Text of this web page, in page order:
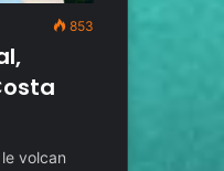
853
volcan